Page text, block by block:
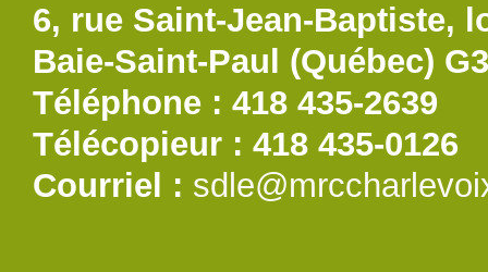
6, rue Saint-Jean-Baptiste,
Baie-Saint-Paul (Québec)
Téléphone : 418 435-2639
Télécopieur : 418 435-0126
Courriel :